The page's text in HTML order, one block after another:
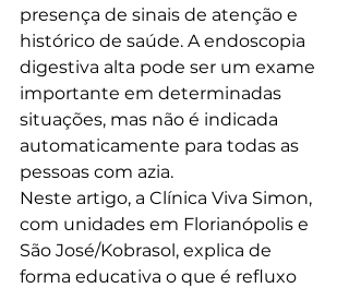
presença de sinais de atenção e
histórico de saúde. A endoscopia
digestiva alta pode ser um exame
importante em determinadas
situações, mas não é indicada
automaticamente para todas as
pessoas com azia.
Neste artigo, a Clínica Viva Simon,
com unidades em Florianópolis e
São José/Kobrasol, explica de
forma educativa o que é refluxo